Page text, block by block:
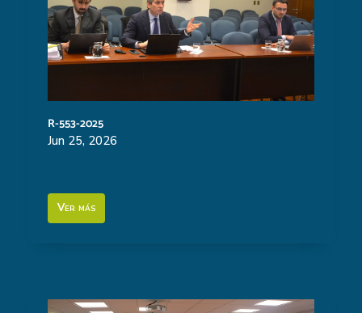
R-553-2025
Jun 25, 2026
Ver más